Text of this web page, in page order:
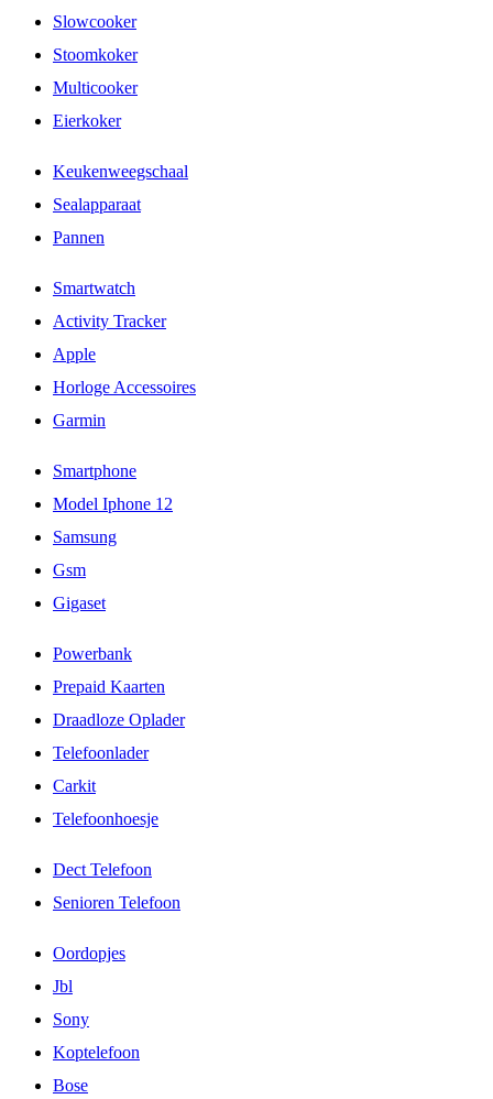
Slowcooker
Stoomkoker
Multicooker
Eierkoker
Keukenweegschaal
Sealapparaat
Pannen
Smartwatch
Activity Tracker
Apple
Horloge Accessoires
Garmin
Smartphone
Model Iphone 12
Samsung
Gsm
Gigaset
Powerbank
Prepaid Kaarten
Draadloze Oplader
Telefoonlader
Carkit
Telefoonhoesje
Dect Telefoon
Senioren Telefoon
Oordopjes
Jbl
Sony
Koptelefoon
Bose